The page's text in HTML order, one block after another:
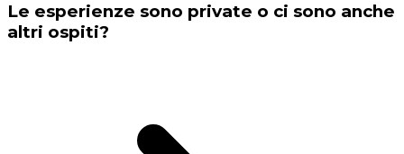
Le esperienze sono private o ci sono anche
altri ospiti?